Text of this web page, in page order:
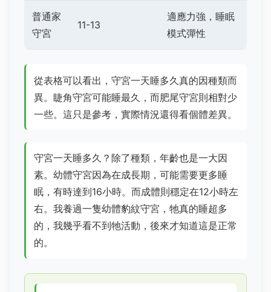
普通家
守宮
11-13
適應力強，睡眠
模式彈性
從表格可以看出，守宮一天睡多久真的因種類而
異。睫角守宮可能睡最久，而肥尾守宮則相對少
一些。這只是參考，實際情況還得看個體差異。
守宮一天睡多久？除了種類，年齡也是一大因
素。幼體守宮因為在成長期，可能需要更多睡
眠，有時達到16小時。而成體則穩定在12小時左
右。我養過一隻幼體豹紋守宮，牠真的睡超多
的，我幾乎看不到牠活動，後來才知道這是正常
的。